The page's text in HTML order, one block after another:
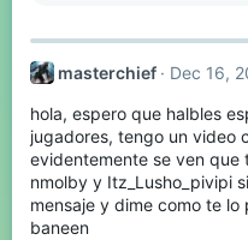
masterchief Dec 16,
hola, espero que halbles
jugadores, tengo un video
evidentemente se ven que
nmolby y Itz_Lusho_pivipi
mensaje y dime como te
baneen